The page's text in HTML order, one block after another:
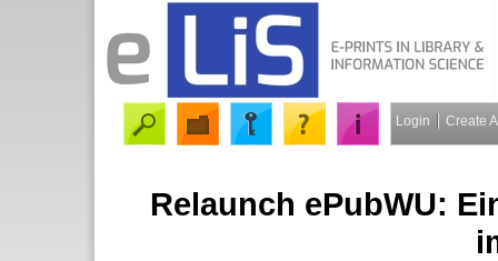
Login Create
Relaunch ePubWU: